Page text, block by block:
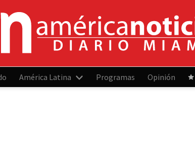
América Latina Programas Opinión